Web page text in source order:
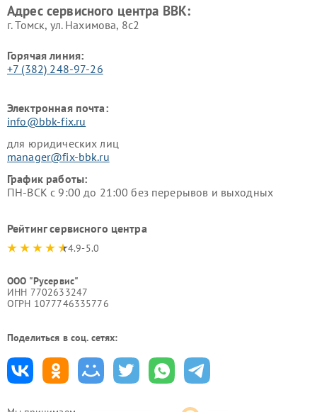
Адрес сервисного центра BBK:
г. Томск, ул. Нахимова, 8с2
Горячая линия:
+7 (382) 248-97-26
Электронная почта:
info@bbk-fix.ru
для юридических лиц
manager@fix-bbk.ru
График работы:
ПН-ВСК с 9:00 до 21:00 без перерывов и выходных
Рейтинг сервисного центра
4.9-5.0
ООО "Русервис"
ИНН 7702633247
ОГРН 1077746335776
Поделиться в соц. сетях: